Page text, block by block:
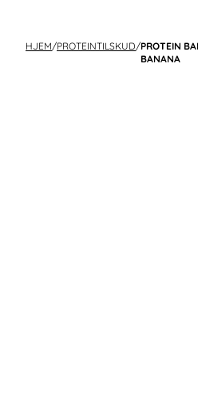
HJEM/PROTEINTILSKUD/PROTEIN
BANANA